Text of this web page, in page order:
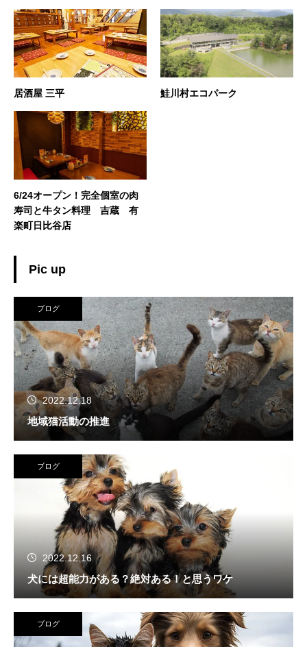
居酒屋 三平 鮭川村エコパーク
6/24オープン！完全個室の肉
寿司と牛タン料理 吉蔵 有
楽町日比谷店
Pic up
ブログ
2022.12.18
地域猫活動の推進
ブログ
2022.12.16
犬には超能力がある？絶対ある！と思うワケ
ブログ